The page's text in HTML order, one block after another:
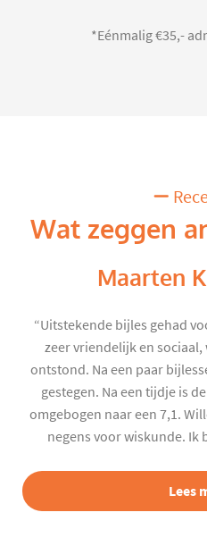
*Eénmalig €35,-
Wat zeggen
Maarten
“Uitstekende bijles gehad
zeer vriendelijk en
ontstond. Na een paar
gestegen. Na een tijdje is
omgebogen naar een 7,1.
negens voor wiskunde. Ik
Lees